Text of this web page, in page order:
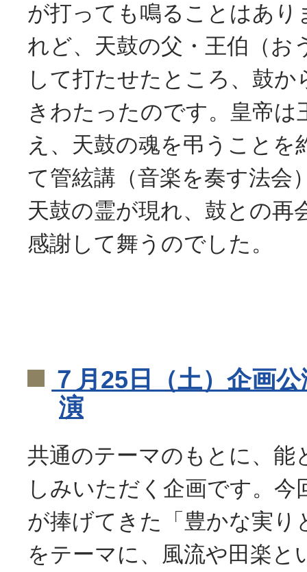
が打っても鳴ることはあり
れど、天鼓の父・王伯（お
して打たせたところ、鼓か
きわたったのです。皇帝は
え、天鼓の魂を弔うことを
て管絃講（音楽を奏す法会
天鼓の霊が現れ、鼓との再
感謝して舞うのでした。
７月25日（土）企画
演
共通のテーマのもとに、能
しみいただく企画です。今
が捧げてきた「豊かな実り
をテーマに、風流や田楽と